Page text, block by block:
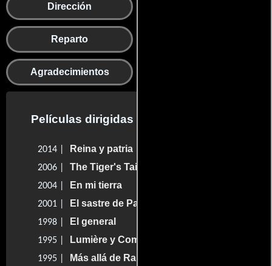
Dirección
Reparto
Agradecimientos
Películas dirigidas por John Boorman
2014 | Reina y patria
2006 | The Tiger's Tail
2004 | En mi tierra
2001 | El sastre de Panamá
1998 | El general
1995 | Lumière y Compañía
1995 | Más allá de Rangún